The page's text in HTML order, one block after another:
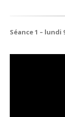
Séance 1 –